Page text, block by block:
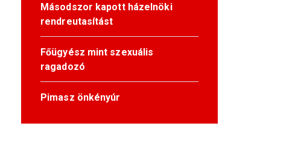
Másodszor kapott házelnöki
rendreutasítást
Főügyész mint szexuális
ragadozó
Pimasz önkényúr